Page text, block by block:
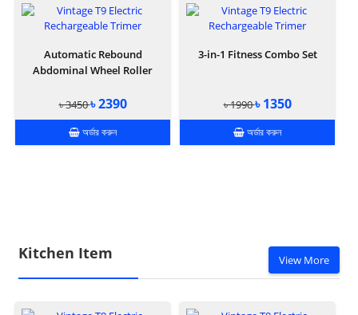
Automatic Rebound
Abdominal Wheel Roller
৳ 3450৳ 2390
অর্ডার করুন
3-in-1 Fitness Combo Set
৳ 1990৳ 1350
অর্ডার করুন
Kitchen Item View More